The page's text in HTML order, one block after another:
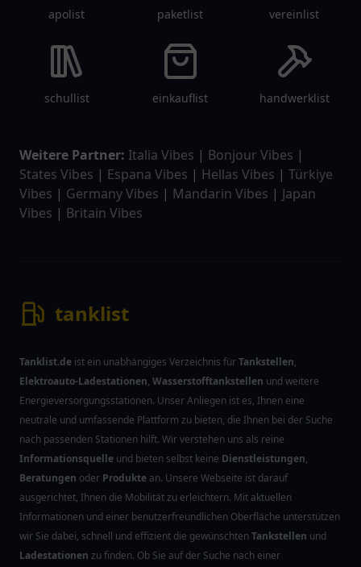
apolist paketlist vereinlist
schullist einkauflist handwerklist
Weitere Partner: Italia Vibes | Bonjour Vibes |
States Vibes | Espana Vibes | Hellas Vibes | Türkiye
Vibes | Germany Vibes | Mandarin Vibes | Japan
Vibes | Britain Vibes
tanklist
Tanklist.de ist ein unabhängiges Verzeichnis fürTankstellen,
Elektroauto-Ladestationen, Wasserstofftankstellen und weitere
Energieversorgungsstationen. Unser Anliegen ist es, Ihnen eine
neutrale und umfassende Plattform zu bieten, die Ihnen bei der Suche
nach passenden Stationen hilft. Wir verstehen uns als reine
Informationsquelle und bieten selbst keine Dienstleistungen,
Beratungen oder Produkte an. Unsere Webseite ist darauf
ausgerichtet, Ihnen die Mobilität zu erleichtern. Mit aktuellen
Informationen und einer benutzerfreundlichen Oberfläche unterstützen
wir Sie dabei, schnell und effizient die gewünschtenTankstellen und
Ladestationen zu finden. Ob Sie auf der Suche nach einer